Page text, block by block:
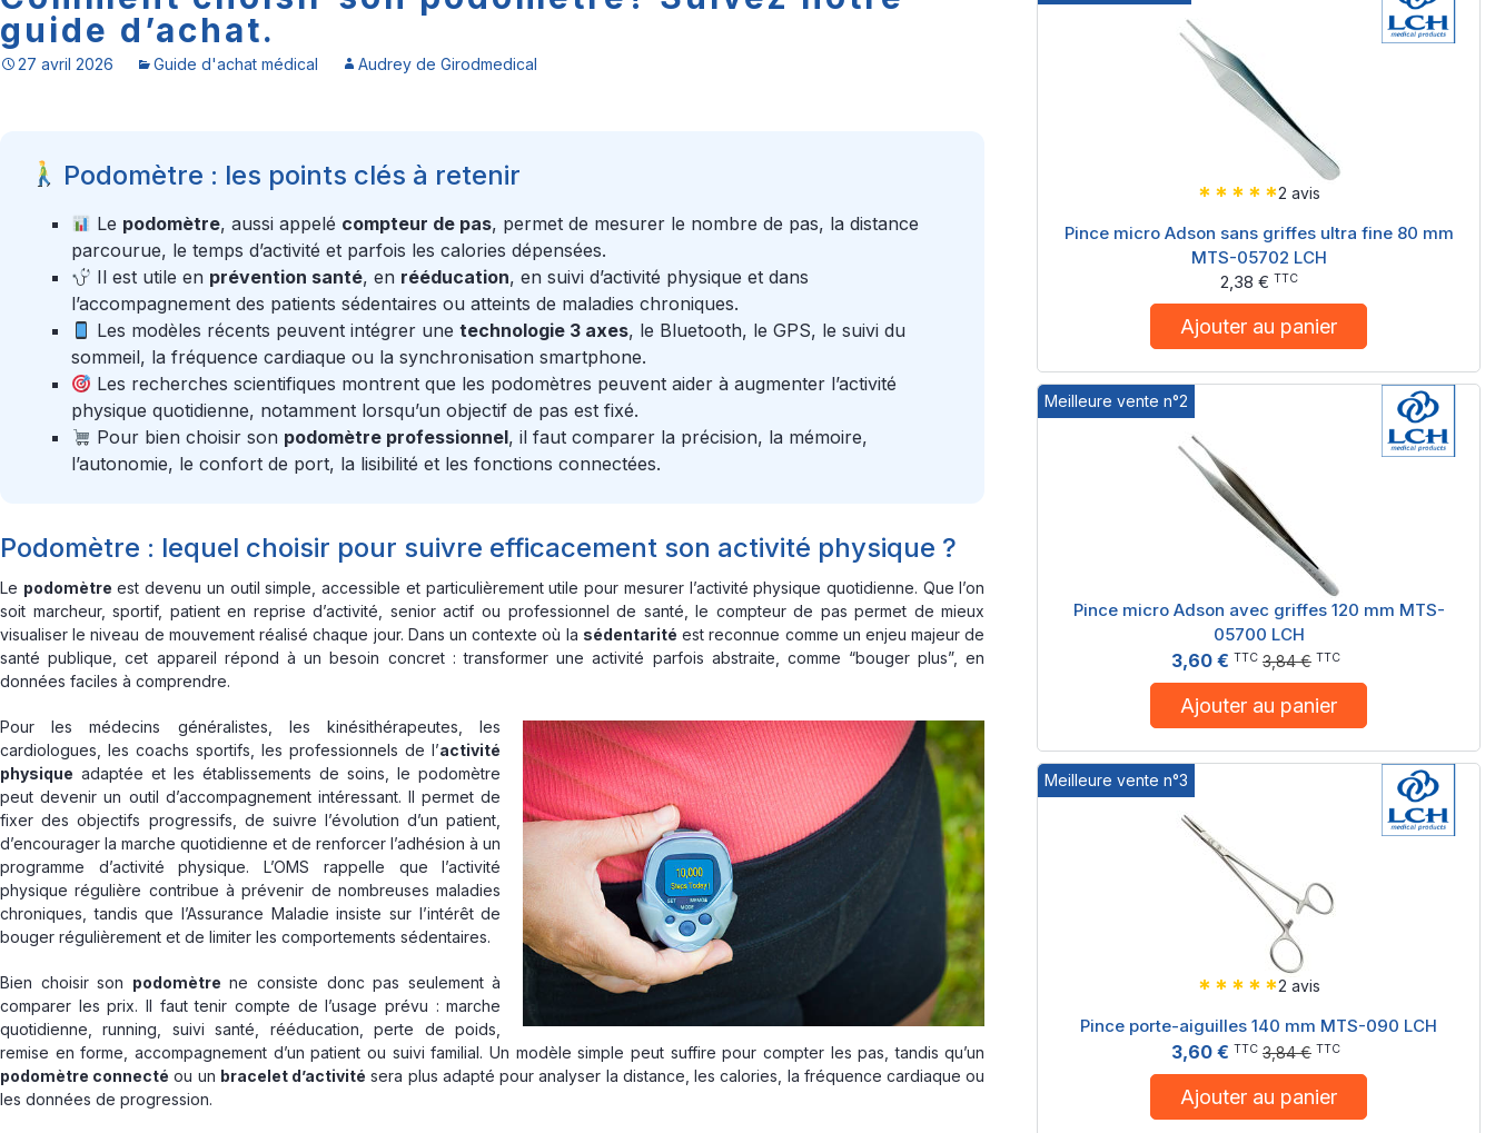
guide d’achat.
27 avril 2026 Guide d'achat médical Audrey de Girodmedical
Podomètre : les points clés à retenir
Le podomètre, aussi appelé compteur de pas, permet de mesurer le nombre de pas, la distance
parcourue, le temps d’activité et parfois les calories dépensées.
Il est utile en prévention santé, en rééducation, en suivi d’activité physique et dans
l’accompagnement des patients sédentaires ou atteints de maladies chroniques.
Les modèles récents peuvent intégrer unetechnologie 3 axes, le Bluetooth, le GPS, le suivi du
sommeil, la fréquence cardiaque ou la synchronisation smartphone.
Les recherches scientifiques montrent que les podomètres peuvent aider à augmenter l’activité
physique quotidienne, notamment lorsqu’un objectif de pas est fixé.
Pour bien choisir son podomètre professionnel, il faut comparer la précision, la mémoire,
l’autonomie, le confort de port, la lisibilité et les fonctions connectées.
Podomètre : lequel choisir pour suivre efficacement son activité physique ?
Le podomètre est devenu un outil simple, accessible et particulièrement utile pour mesurer l’activité physique quotidienne. Que l’on
soit marcheur, sportif, patient en reprise d’activité, senior actif ou professionnel de santé, le compteur de pas permet de mieux
visualiser le niveau de mouvement réalisé chaque jour. Dans un contexte où la sédentarité est reconnue comme un enjeu majeur de
santé publique, cet appareil répond à un besoin concret : transformer une activité parfois abstraite, comme “bouger plus”, en
données faciles à comprendre.
Pour les médecins généralistes, les kinésithérapeutes, les
cardiologues, les coachs sportifs, les professionnels de l’activité
physique adaptée et les établissements de soins, le podomètre
peut devenir un outil d’accompagnement intéressant. Il permet de
fixer des objectifs progressifs, de suivre l’évolution d’un patient,
d’encourager la marche quotidienne et de renforcer l’adhésion à un
programme d’activité physique. L’OMS rappelle que l’activité
physique régulière contribue à prévenir de nombreuses maladies
chroniques, tandis que l’Assurance Maladie insiste sur l’intérêt de
bouger régulièrement et de limiter les comportements sédentaires.
Bien choisir son podomètre ne consiste donc pas seulement à
comparer les prix. Il faut tenir compte de l’usage prévu : marche
quotidienne, running, suivi santé, rééducation, perte de poids,
remise en forme, accompagnement d’un patient ou suivi familial. Un modèle simple peut suffire pour compter les pas, tandis qu’un
podomètre connecté ou un bracelet d’activité sera plus adapté pour analyser la distance, les calories, la fréquence cardiaque ou
les données de progression.
2 avis
Pince micro Adson sans griffes ultra fine 80 mm
MTS-05702 LCH
2,38 € TTC
Ajouter au panier
Meilleure vente n°2
Pince micro Adson avec griffes 120 mm MTS-
05700 LCH
3,60 € TTC 3,84 € TTC
Ajouter au panier
Meilleure vente n°3
2 avis
Pince porte-aiguilles 140 mm MTS-090 LCH
3,60 € TTC 3,84 € TTC
Ajouter au panier